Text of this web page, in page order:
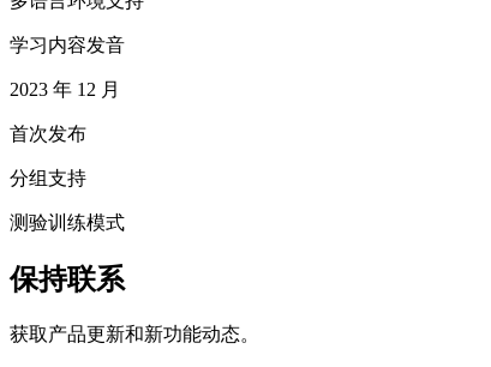
学习内容发音
2023 年 12 月
首次发布
分组支持
测验训练模式
保持联系
获取产品更新和新功能动态。